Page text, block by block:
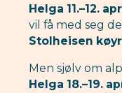
Helga 11.–12.
vil få med seg
Stolheisen
Men sjølv om
Helga 18.–19.